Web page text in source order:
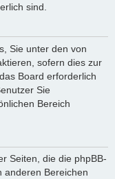
sind.
Sie unter den von
sofern dies zur
Board erforderlich
Sie
Bereich
Seiten, die die phpBB-
anderen Bereichen